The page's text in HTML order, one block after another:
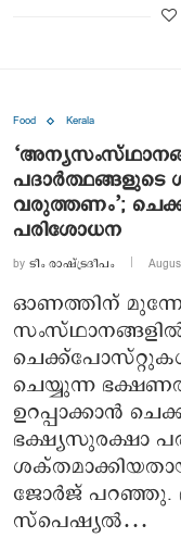
Food Kerala
പദാര്‍ത്ഥങ്ങളുടെ
വരുത്തണം’;
പരിശോധന
by ടീം രാഷ്ട്രദീപം
ഓണത്തിന്
ചെയ്യുന്ന
ഉറപ്പാക്കാൻ
ഭക്ഷ്യസുരക്ഷാ
ജോർജ് പറഞ്ഞു.
സ്‌പെഷ്യല്‍…